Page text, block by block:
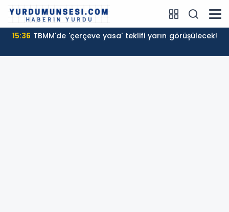
15:36 TBMM'de 'çerçeve yasa' teklifi yarın görüşülecek!